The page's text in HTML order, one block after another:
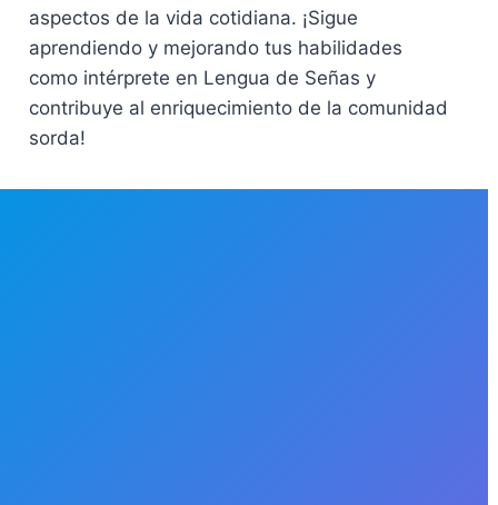
aspectos de la vida cotidiana. ¡Sigue
aprendiendo y mejorando tus habilidades
como intérprete en Lengua de Señas y
contribuye al enriquecimiento de la comunidad
sorda!